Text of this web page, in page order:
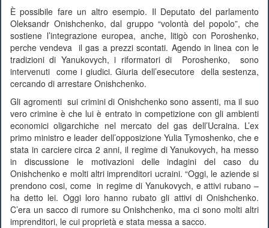
È possibile fare un altro esempio. Il Deputato del parlamento
Oleksandr Onishchenko, dal gruppo “volontà del popolo”, che
sostiene l’integrazione europea, anche, litigò con Poroshenko,
perche vendeva il gas a prezzi scontati. Agendo in linea con le
tradizioni di Yanukovych, i riformatori di Poroshenko, sono
intervenuti come i giudici. Giuria dell’esecutore della sestenza,
cercando di arrestare Onishchenko.
Gli agromenti sui crimini di Onishchenko sono assenti, ma il suo
vero crimine è che lui è entrato in competizione con gli ambienti
economici oligarchiche nel mercato del gas dell’Ucraina. L’ex
primo ministro e leader dell’opposizione Yulia Tymoshenko, che e
stata in carciere circa 2 anni, il regime di Yanukovych, ha messo
in discussione le motivazioni delle indagini del caso du
Onishchenko e molti altri imprenditori ucraini. “Oggi, le aziende si
prendono cosi, come in regime di Yanukovych, e attivi rubano –
ha detto lei. Oggi loro hanno rubato gli attivi di Onishchenko.
C’era un sacco di rumore su Onishchenko, ma ci sono molti altri
imprenditori, le cui proprietà e stata messa a sacco.